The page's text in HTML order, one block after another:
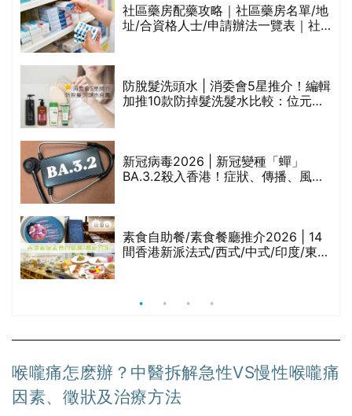
社區藥房配藥攻略｜社區藥房名單/地
址/合資格人士/申請辦法一覽表｜社
防脫髮洗頭水 | 消委會5星推介！編輯
加推10款防掉髮洗髮水比較：位元
新冠病毒2026 | 新冠變種「蟬」
BA.3.2殺入香港！症狀、傳播、風險
素食自助餐/素食餐廳推介2026 | 14
間香港新派法式/西式/中式/印度/東南
喉嚨痛怎麽辦？中醫拆解急性VS慢性喉嚨痛
因素、徵狀及治療方法